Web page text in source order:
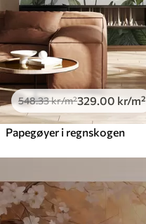
548.33kr/m²329 .00 kr/m²
Papegøyer i regnskogen